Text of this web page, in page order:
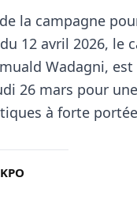
la campagne
12 avril 2026, le
Wadagni, est
26 mars pour
à forte